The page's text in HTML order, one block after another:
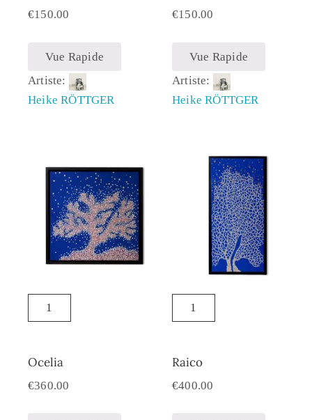
€150.00
Vue Rapide
Artiste:
Heike RÖTTGER
€150.00
Vue Rapide
Artiste:
Heike RÖTTGER
Ocelia
€360.00
Raico
€400.00